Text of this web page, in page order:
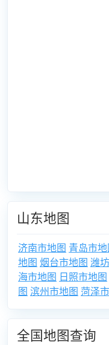
山东地图
济南市地图 青岛市
地图 烟台市地图 潍
海市地图 日照市地图
图 滨州市地图 菏泽
全国地图查询